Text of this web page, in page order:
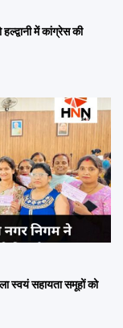
में कांग्रेस की
स्वयं सहायता समूहों को